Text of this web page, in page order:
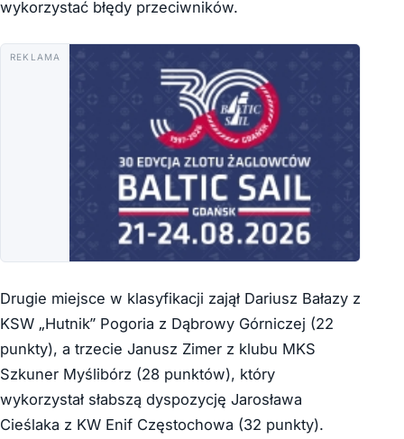
wykorzystać błędy przeciwników.
REKLAMA
Drugie miejsce w klasyfikacji zajął Dariusz Bałazy z
KSW „Hutnik” Pogoria z Dąbrowy Górniczej (22
punkty), a trzecie Janusz Zimer z klubu MKS
Szkuner Myślibórz (28 punktów), który
wykorzystał słabszą dyspozycję Jarosława
Cieślaka z KW Enif Częstochowa (32 punkty).